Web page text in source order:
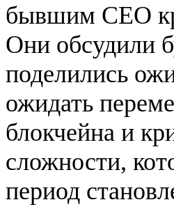
бывшим CEO
Они обсудили
поделились
ожидать
блокчейна и
сложности,
период